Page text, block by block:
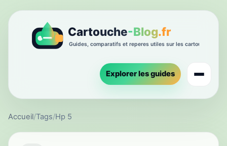
Explorer les guides
Accueil/Tags/Hp 5